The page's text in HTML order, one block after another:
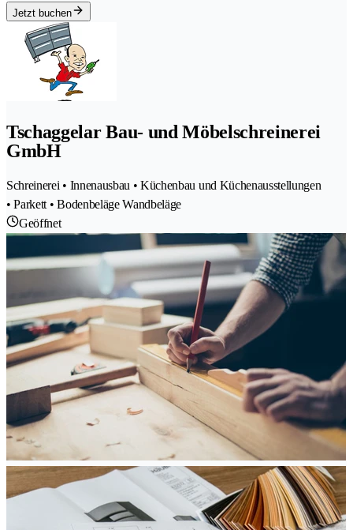
Jetzt buchen
Tschaggelar Bau- und Möbelschreinerei
GmbH
Schreinerei • Innenausbau • Küchenbau und Küchenausstellungen
• Parkett • Bodenbeläge Wandbeläge
Geöffnet